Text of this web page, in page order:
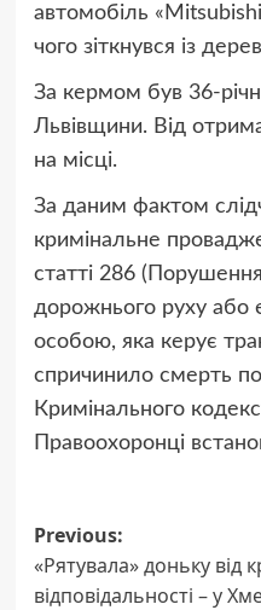
автомобіль
чого зіткнувся із
За кермом був 36-
Львівщини. Від
на місці.
За даним фактом
кримінальне
статті 286
дорожнього руху або
особою, яка керує
спричинило смерть
Кримінального
Правоохоронці
Post
navigation
Previous:
«Рятувала» доньку від
відповідальності – у